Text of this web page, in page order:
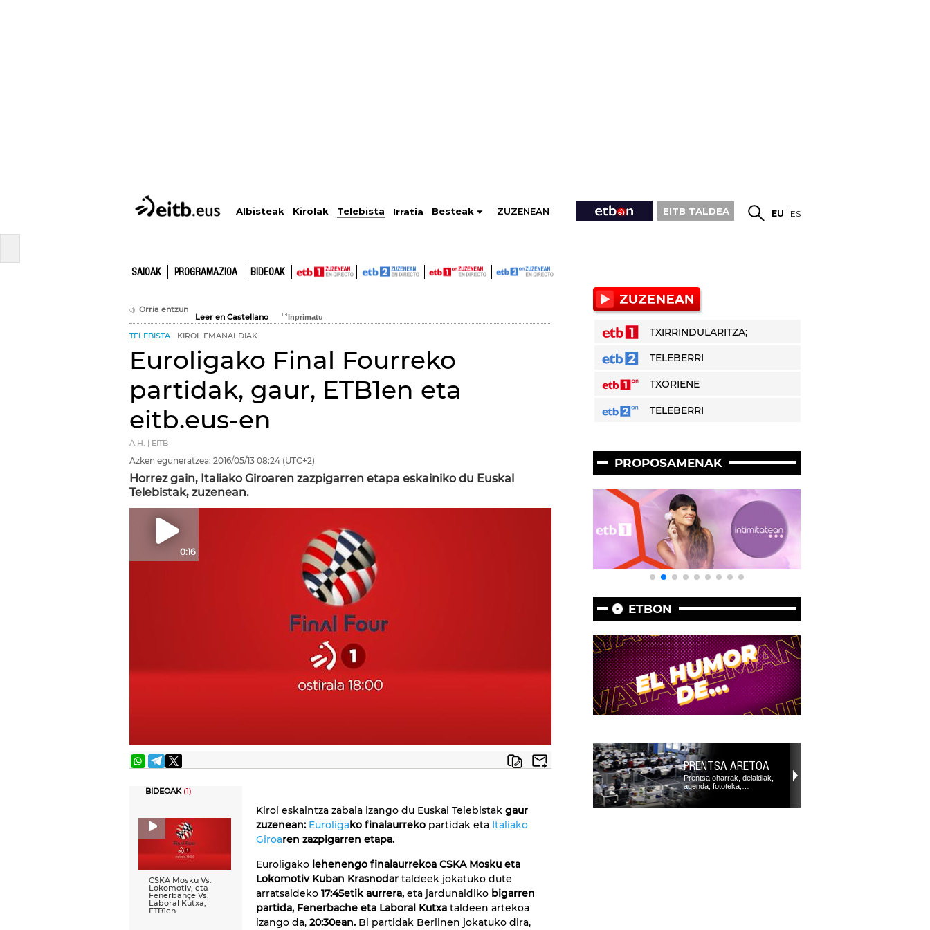
Albisteak Kirolak Telebista Irratia Besteak ZUZENEAN EITB TALDEA EU ES
SAIOAK PROGRAMAZIOA BIDEOAK
Orria entzun
Leer en Castellano
TELEBISTA KIROL EMANALDIAK
Euroligako Final Fourreko
partidak, gaur, ETB1en eta
eitb.eus-en
A.H. | EITB
Azken eguneratzea: 2016/05/13 08:24 (UTC+2)
Horrez gain, Italiako Giroaren zazpigarren etapa eskainiko du Euskal
Telebistak, zuzenean.
0:16
BIDEOAK(1)
CSKA Mosku Vs.
Lokomotiv, eta
Fenerbahçe Vs.
Laboral Kutxa,
ETB1en
Kirol eskaintza zabala izango du Euskal Telebistak gaur
zuzenean: Euroligako finalaurreko partidak eta Italiako
Giroaren zazpigarren etapa.
Euroligako lehenengo finalaurrekoa CSKA Mosku eta
Lokomotiv Kuban Krasnodar taldeek jokatuko dute
arratsaldeko 17:45etik aurrera, eta jardunaldiko bigarren
partida, Fenerbache eta Laboral Kutxa taldeen artekoa
izango da, 20:30ean. Bi partidak Berlinen jokatuko dira,
TXIRRINDULARITZA;
TELEBERRI
TXORIENE
TELEBERRI
PROPOSAMENAK
ETBON
PRENTSA ARETOA
Prentsa oharrak, deialdiak,
agenda, fototeka,…